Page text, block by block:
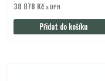
38 878 Kč s DPH
Přidat do košíku